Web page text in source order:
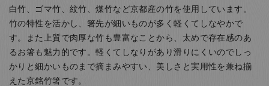
白竹、ゴマ竹、紋竹、煤竹など京都産の竹を使用しています。
竹の特性を活かし、箸先が細いものが多く軽くてしなやかで
す。また上質で肉厚な竹も豊富なことから、太めで存在感のあ
るお箸も魅力的です。軽くてしなりがあり滑りにくいのでしっ
かりと細かいものまで摘まみやすい、美しさと実用性を兼ね揃
えた京銘竹箸です。